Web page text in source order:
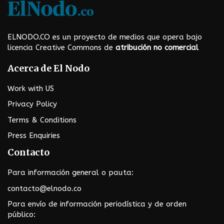
t
m
e
n
u
ELNODO.CO es un proyecto de medios que opera bajo
licencia Creative Commons de atribución no comercial
Acerca de El Nodo
Work with US
Privacy Policy
Terms & Conditions
Press Enquiries
Contacto
Para información general o pauta:
contacto@elnodo.co
Para envío de información periodística y de orden
público: